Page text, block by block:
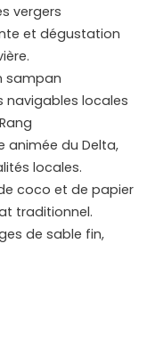
vergers
et dégustation
sampan
navigables locales
animée du Delta,
locales.
coco et de papier
traditionnel.
de sable fin,